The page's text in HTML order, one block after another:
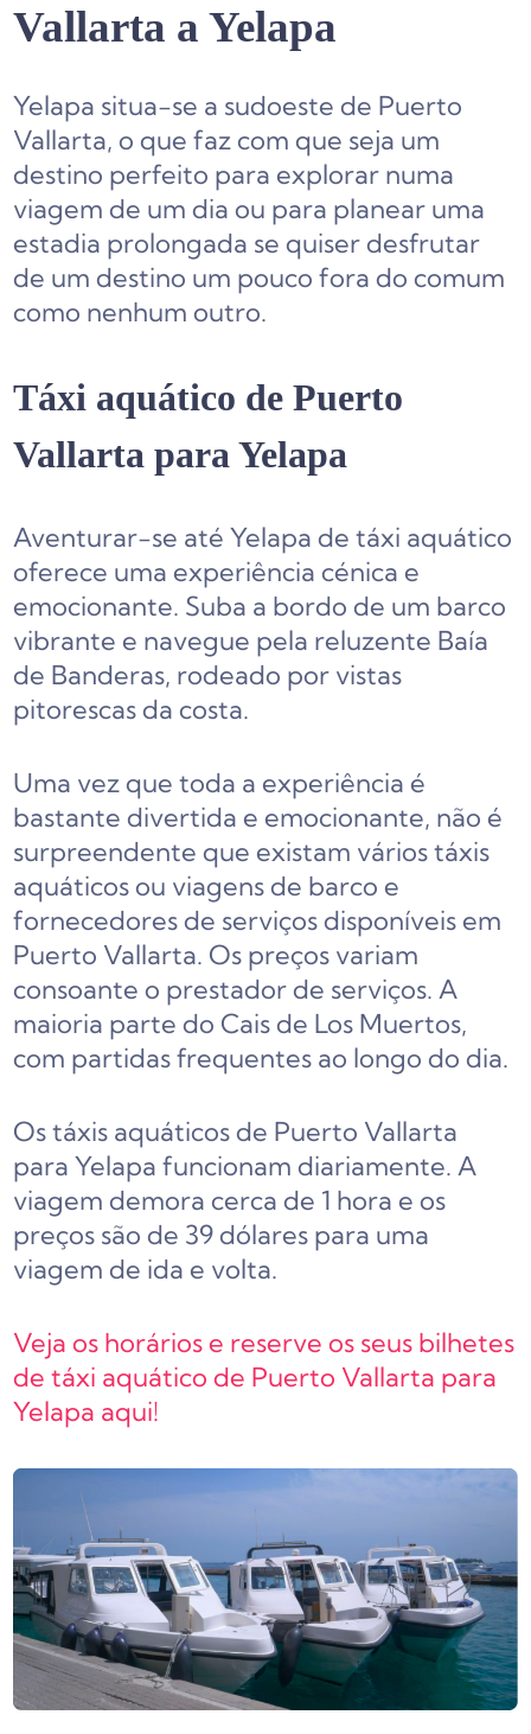
Vallarta a Yelapa
Yelapa situa-se a sudoeste de Puerto
Vallarta, o que faz com que seja um
destino perfeito para explorar numa
viagem de um dia ou para planear uma
estadia prolongada se quiser desfrutar
de um destino um pouco fora do comum
como nenhum outro.
Táxi aquático de Puerto
Vallarta para Yelapa
Aventurar-se até Yelapa de táxi aquático
oferece uma experiência cénica e
emocionante. Suba a bordo de um barco
vibrante e navegue pela reluzente Baía
de Banderas, rodeado por vistas
pitorescas da costa.
Uma vez que toda a experiência é
bastante divertida e emocionante, não é
surpreendente que existam vários táxis
aquáticos ou viagens de barco e
fornecedores de serviços disponíveis em
Puerto Vallarta. Os preços variam
consoante o prestador de serviços. A
maioria parte do Cais de Los Muertos,
com partidas frequentes ao longo do dia.
Os táxis aquáticos de Puerto Vallarta
para Yelapa funcionam diariamente. A
viagem demora cerca de 1 hora e os
preços são de 39 dólares para uma
viagem de ida e volta.
Veja os horários e reserve os seus bilhetes
de táxi aquático de Puerto Vallarta para
Yelapa aqui!